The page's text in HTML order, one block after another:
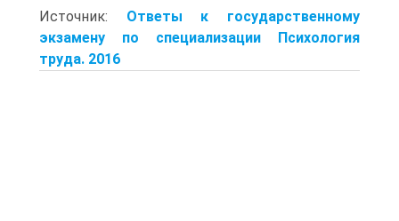
Источник: Ответы к государственному
экзамену по специализации Психология
труда. 2016